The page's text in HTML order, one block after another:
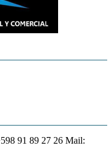
91 89 27 26 Mail: